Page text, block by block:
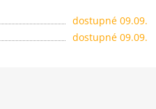
dostupné 09.09.
dostupné 09.09.